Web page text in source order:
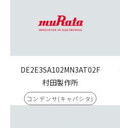
DE2E3SA102MN3AT02F
村田製作所
コンデンサ(キャパシタ)